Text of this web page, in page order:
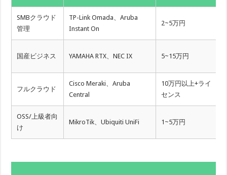
SMBクラウド
管理
TP-Link Omada、Aruba
Instant On
2~5万円
国産ビジネス YAMAHA RTX、NEC IX 5~15万円
フルクラウド
Cisco Meraki、Aruba
Central
10万円以上+ライ
センス
OSS/上級者向
け
MikroTik、Ubiquiti UniFi 1~5万円